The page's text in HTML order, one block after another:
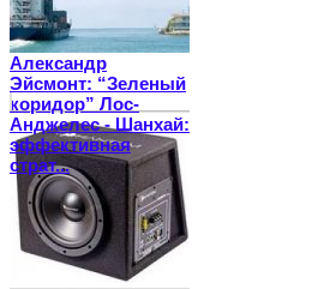
Александр
Эйсмонт: “Зеленый
коридор” Лос-
Анджелес - Шанхай:
эффективная
страт...